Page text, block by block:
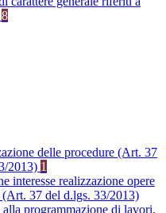
8
delle procedure (Art. 37
2013) 1
interesse realizzazione opere
37 del d.lgs. 33/2013)
programmazione di lavori,